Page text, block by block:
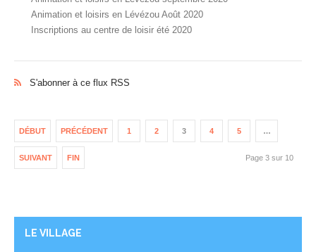
Animation et loisirs en Lévézou Août 2020
Inscriptions au centre de loisir été 2020
S'abonner à ce flux RSS
DÉBUT PRÉCÉDENT 1 2 3 4 5 …
SUIVANT FIN Page 3 sur 10
LE VILLAGE